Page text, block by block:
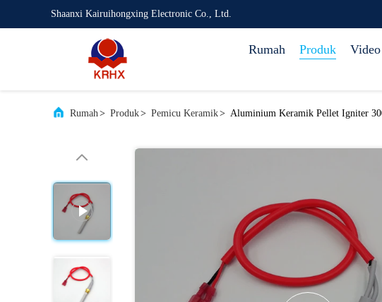
Shaanxi Kairuihongxing Electronic Co., Ltd.
Rumah Produk Video
Rumah> Produk> Pemicu Keramik> Aluminium Keramik Pellet Igniter